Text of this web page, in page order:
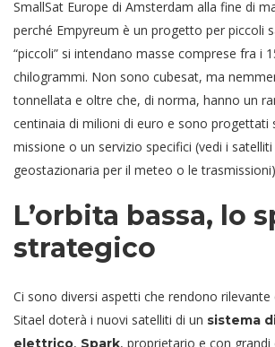
SmallSat Europe di Amsterdam alla fine di
perché Empyreum è un progetto per piccoli
“piccoli” si intendano masse comprese fra i
chilogrammi. Non sono cubesat, ma
tonnellata e oltre che, di norma, hanno un
centinaia di milioni di euro e sono progettati
missione o un servizio specifici (vedi i
geostazionaria per il meteo o le
L’orbita bassa, lo
strategico
Ci sono diversi aspetti che rendono rilevante
Sitael doterà i nuovi satelliti di un sistema
,
, proprietario e con grandi